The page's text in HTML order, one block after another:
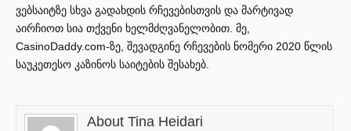
ვებსაიტზე სხვა გადახდის რჩევებისთვის და მარტივად
აირჩიოთ სია თქვენი ხელმძღვანელობით. მე,
CasinoDaddy.com-ზე, შევადგინე რჩევების ნომერი 2020 წლის
საუკეთესო კაზინოს საიტების შესახებ.
About Tina Heidari